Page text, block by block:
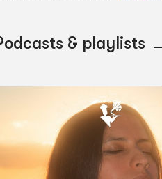
& playlists